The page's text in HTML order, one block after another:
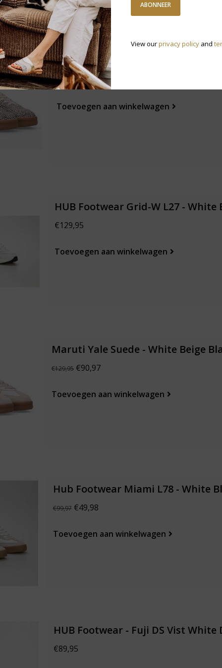
Maruti Yale Hairon Pixel -
€129,95€90,97
Toevoegen aan winkelwagen
HUB Footwear Grid-W L27 - White
€129,95
Toevoegen aan winkelwagen
Maruti Yale Suede - White Beige
€129,95 €90,97
Toevoegen aan winkelwagen
Hub Footwear Miami L78 - White
€99,97€49,98
Toevoegen aan winkelwagen
HUB Footwear - Fuji DS Vist White
€89,95
ABONNEER
View ourprivacy policy and